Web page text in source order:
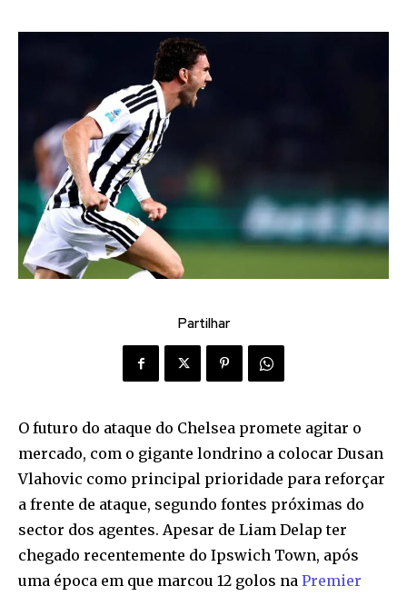
Partilhar
O futuro do ataque do Chelsea promete agitar o
mercado, com o gigante londrino a colocar Dusan
Vlahovic como principal prioridade para reforçar
a frente de ataque, segundo fontes próximas do
sector dos agentes. Apesar de Liam Delap ter
chegado recentemente do Ipswich Town, após
uma época em que marcou 12 golos na Premier